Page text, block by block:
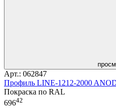
Арт.: 062847
Профиль LINE-1212-2000
Покраска по RAL
69642